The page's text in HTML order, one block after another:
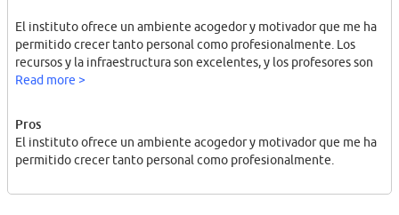
El instituto ofrece un ambiente acogedor y motivador que me ha
permitido crecer tanto personal como profesionalmente. Los
recursos y la infraestructura son excelentes, y los profesores son
expertos en su área que comparten su conocimiento con pasión.
Masoterapia. Estoy segura de que la formación que estoy
recibiendo me permitirá alcanzar mis objetivos y hacer una
diferencia en la vida de las personas.
Read more >
Pros
El instituto ofrece un ambiente acogedor y motivador que me ha
permitido crecer tanto personal como profesionalmente.